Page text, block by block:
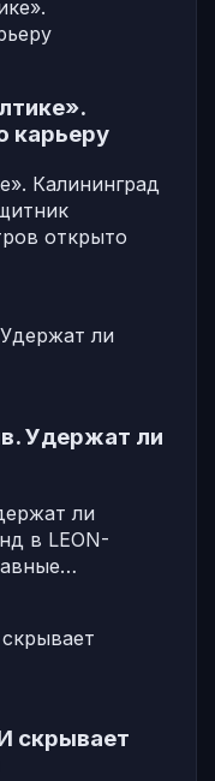
карьеру
Калининград
открыто
Удержат ли
ли
в LEON-
скрывает